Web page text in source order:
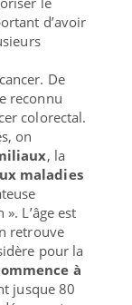
d’avoir
De
reconnu
colorectal.
on
, la
maladies
L’âge est
retrouve
pour la
à
jusque 80